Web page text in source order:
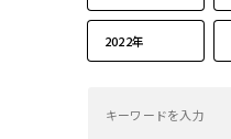
2022年